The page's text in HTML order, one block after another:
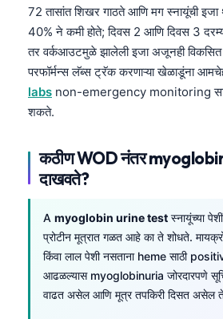
72 तासांत शिखर गाठते आणि मग स्नायूंची इजा
40% ने कमी होते; दिवस 2 आणि दिवस 3
तर वर्कआउटमुळे झालेली इजा अजूनही
परफॉर्मन्स लॅब्स ट्रॅक करणाऱ्या खेळाडूंना
labs non-emergency monitoring
शकते.
कठीण WOD नंतर
दाखवते?
A myoglobin urine test स्नायूंच्या
प्रोटीन मूत्रात गळत आहे का ते शोधते.
किंवा लाल पेशी नसताना heme साठी
आढळल्यास myoglobinuria जोरदारपणे
वाढत असेल आणि मूत्र तपकिरी दिसत असेल